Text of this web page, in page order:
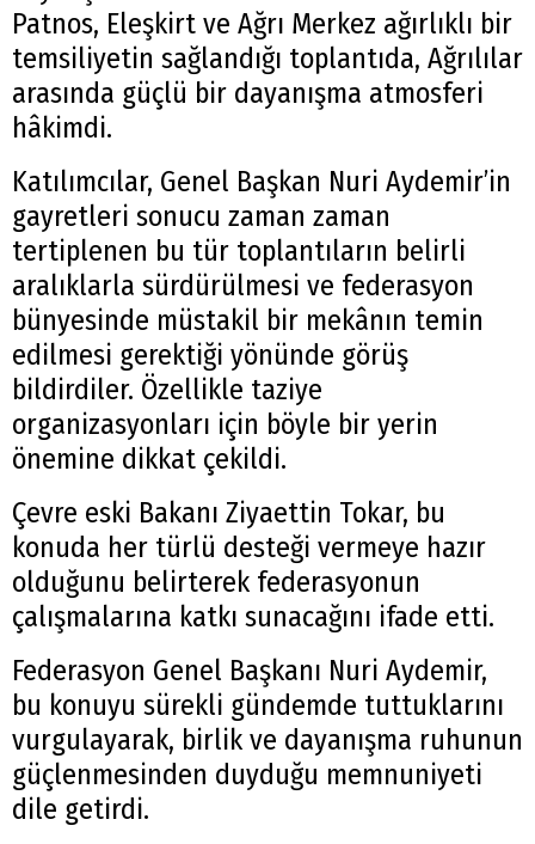
Patnos, Eleşkirt ve Ağrı Merkez ağırlıklı bir
temsiliyetin sağlandığı toplantıda, Ağrılılar
arasında güçlü bir dayanışma atmosferi
hâkimdi.
Katılımcılar, Genel Başkan Nuri Aydemir’in
gayretleri sonucu zaman zaman
tertiplenen bu tür toplantıların belirli
aralıklarla sürdürülmesi ve federasyon
bünyesinde müstakil bir mekânın temin
edilmesi gerektiği yönünde görüş
bildirdiler. Özellikle taziye
organizasyonları için böyle bir yerin
önemine dikkat çekildi.
Çevre eski Bakanı Ziyaettin Tokar, bu
konuda her türlü desteği vermeye hazır
olduğunu belirterek federasyonun
çalışmalarına katkı sunacağını ifade etti.
Federasyon Genel Başkanı Nuri Aydemir,
bu konuyu sürekli gündemde tuttuklarını
vurgulayarak, birlik ve dayanışma ruhunun
güçlenmesinden duyduğu memnuniyeti
dile getirdi.